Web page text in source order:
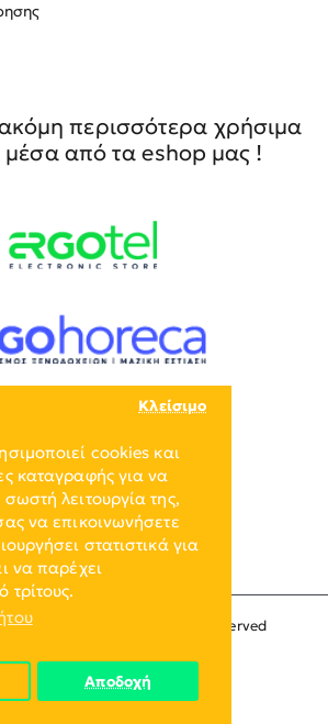
cookies και
καταγραφής για να
λειτουργία της,
να επικοινωνήσετε
στατιστικά για
να παρέχει
Κλείσιμο
Αποδοχή
περισσότερα χρήσιμα
μέσα από τα eshop μας !
ERGO-GROUP, All Rights Reserved